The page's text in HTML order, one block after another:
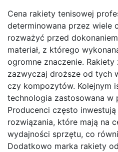
Cena rakiety tenisowej
determinowana przez wiele
rozważyć przed
materiał, z którego
ogromne znaczenie. Rakiety
zazwyczaj droższe od tych
czy kompozytów. Kolejnym
technologia zastosowana w
Producenci często
rozwiązania, które mają na
wydajności sprzętu, co
Dodatkowo marka rakiety